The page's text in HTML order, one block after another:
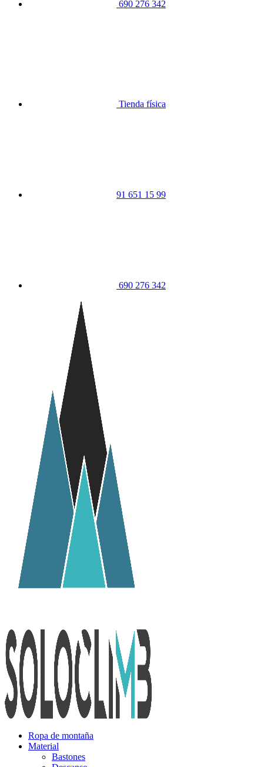
690 276 342
Tienda física
91 651 15 99
690 276 342
Ropa de montaña
Material
Bastones